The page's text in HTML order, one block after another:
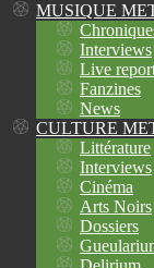
MUSIQUE
Interviews
Live
Fanzines
News
CULTURE
Littérature
Interviews
Cinéma
Arts Noirs
Dossiers